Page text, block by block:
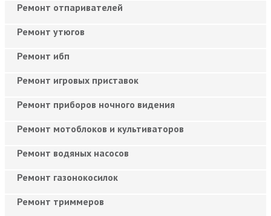
Ремонт отпаривателей
Ремонт утюгов
Ремонт ибп
Ремонт игровых приставок
Ремонт приборов ночного видения
Ремонт мотоблоков и культиваторов
Ремонт водяных насосов
Ремонт газонокосилок
Ремонт триммеров